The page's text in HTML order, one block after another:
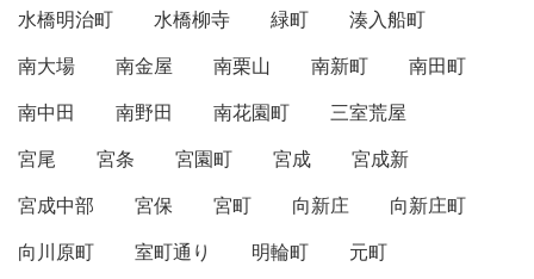
水橋明治町
水橋柳寺 緑町
湊入船町
南大場
南金屋 南栗山 南新町
南田町
南中田
南野田 南花園町
三室荒屋
宮尾
宮条 宮園町 宮成
宮成新
宮成中部
宮保 宮町 向新庄
向新庄町
向川原町
室町通り 明輪町 元町